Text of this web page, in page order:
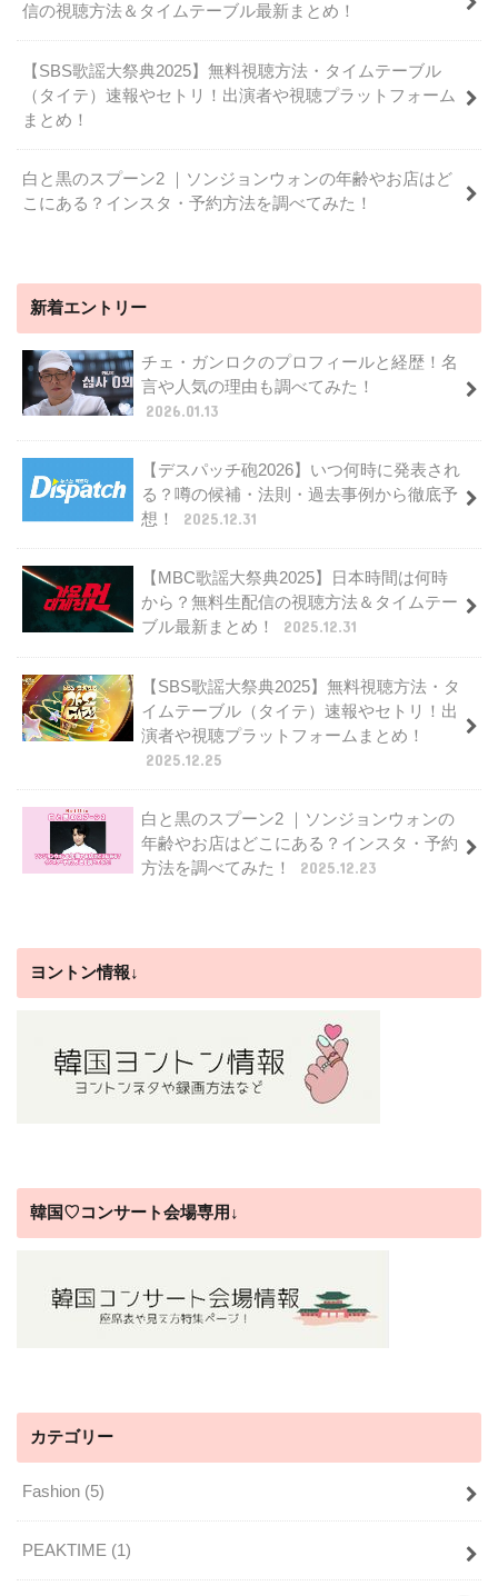
信の視聴方法＆タイムテーブル最新まとめ！
【SBS歌謡大祭典2025】無料視聴方法・タイムテーブル
（タイテ）速報やセトリ！出演者や視聴プラットフォーム
まとめ！
白と黒のスプーン2 ｜ソンジョンウォンの年齢やお店はど
こにある？インスタ・予約方法を調べてみた！
新着エントリー
チェ・ガンロクのプロフィールと経歴！名
言や人気の理由も調べてみた！
2026.01.13
【デスパッチ砲2026】いつ何時に発表され
る？噂の候補・法則・過去事例から徹底予
想！
2025.12.31
【MBC歌謡大祭典2025】日本時間は何時
から？無料生配信の視聴方法＆タイムテー
ブル最新まとめ！
2025.12.31
【SBS歌謡大祭典2025】無料視聴方法・タ
イムテーブル（タイテ）速報やセトリ！出
演者や視聴プラットフォームまとめ！
2025.12.25
白と黒のスプーン2 ｜ソンジョンウォンの
年齢やお店はどこにある？インスタ・予約
方法を調べてみた！
2025.12.23
ヨントン情報↓
韓国♡コンサート会場専用↓
カテゴリー
Fashion (5)
PEAKTIME (1)